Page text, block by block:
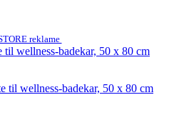
reklame
til wellness-badekar, 50 x 80 cm